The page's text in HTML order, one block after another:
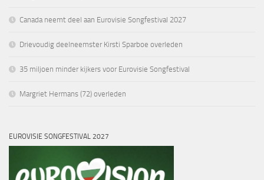
Canada neemt deel aan Eurovisie Songfestival 2027
Drievoudig deelneemster Kirsti Sparboe overleden
35 miljoen minder kijkers voor Eurovisie Songfestival
Margriet Hermans (72) overleden
EUROVISIE SONGFESTIVAL 2027